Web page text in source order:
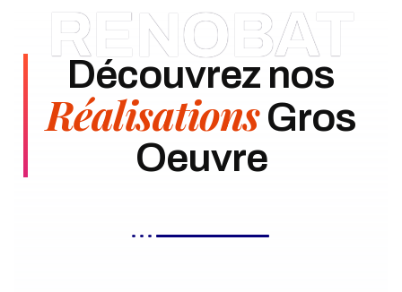
RENOBAT
Découvrez nos
RéalisationsGros
Oeuvre